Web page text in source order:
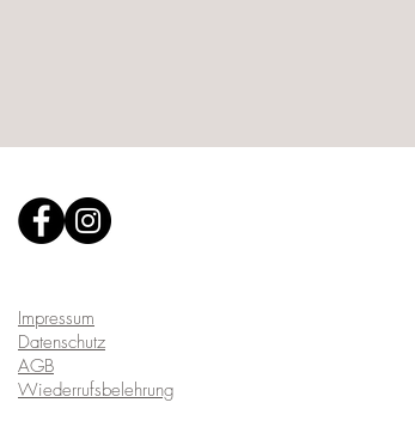
Impressum
Datenschutz
AGB
Wiederrufsbelehrung